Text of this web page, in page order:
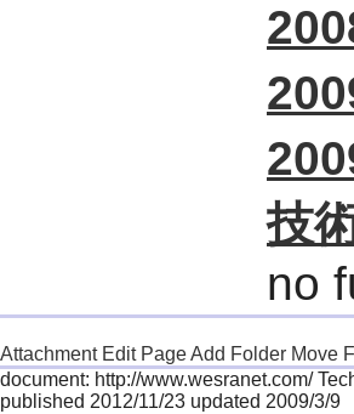
技
no
Attachment Edit PageAdd Folder Move
document: http://www.wesranet.com/
published 2012/11/23 updated 2009/3/9